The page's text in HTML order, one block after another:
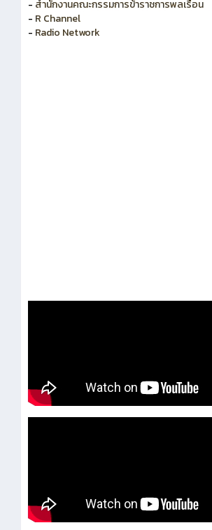
- สำนักงานคณะกรรมการพัฒนาระบบราชการ
- สำนักงานคณะกรรมการข้าราชการพลเรือน
- R Channel